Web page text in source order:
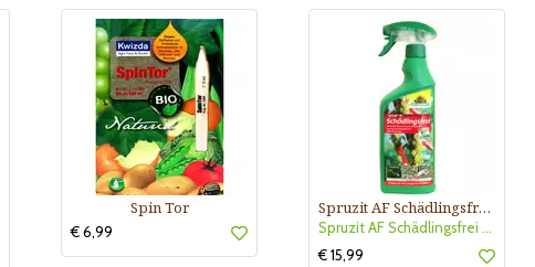
Spin Tor
€ 6,99
Spruzit AF Schädlingsfrei Pyrethrum
Spruzit AF Schädlingsfrei Pyret
€ 15,99